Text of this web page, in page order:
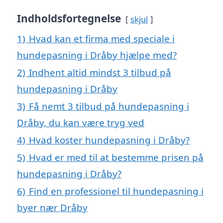
Indholdsfortegnelse skjul
1) Hvad kan et firma med speciale i
hundepasning i Dråby hjælpe med?
2) Indhent altid mindst 3 tilbud på
hundepasning i Dråby
3) Få nemt 3 tilbud på hundepasning i
Dråby, du kan være tryg ved
4) Hvad koster hundepasning i Dråby?
5) Hvad er med til at bestemme prisen på
hundepasning i Dråby?
6) Find en professionel til hundepasning i
byer nær Dråby